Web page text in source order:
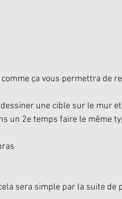
ça vous permettra de
une cible sur le mur
un 2e temps faire le même
sera simple par la suite de